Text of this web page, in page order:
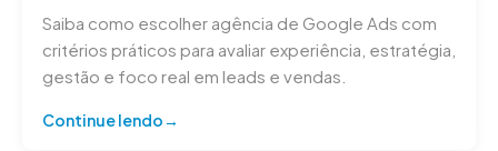
Saiba como escolher agência de Google Ads com
critérios práticos para avaliar experiência, estratégia,
gestão e foco real em leads e vendas.
Continue lendo